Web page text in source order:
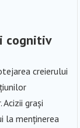
cognitiv
creierului
grași
la menținerea